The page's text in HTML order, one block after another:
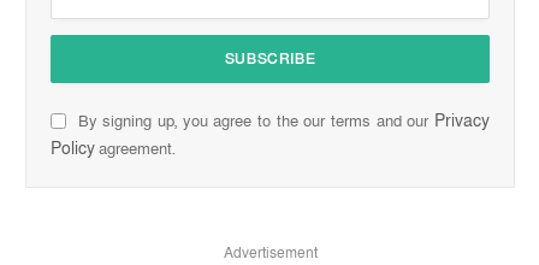
By signing up, you agree to the our terms and our Privacy
Policyagreement.
Advertisement